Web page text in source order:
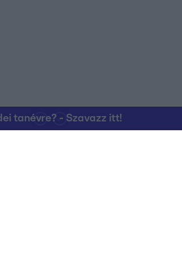
tanévre? - Szavazz itt!